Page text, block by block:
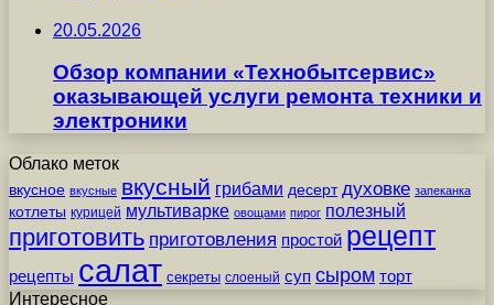
20.05.2026
Обзор компании «Технобытсервис»
оказывающей услуги ремонта техники и
электроники
Облако меток
вкусное вкусные вкусный грибами десерт духовке запеканка
котлеты курицей мультиварке овощами пирог полезный
приготовить приготовления простой рецепт
рецепты салат секреты слоеный суп сыром торт
Интересное